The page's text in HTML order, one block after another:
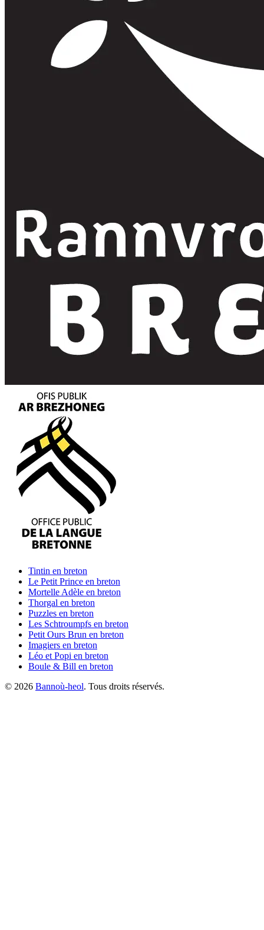
Tintin en breton
Le Petit Prince en breton
Mortelle Adèle en breton
Thorgal en breton
Puzzles en breton
Les Schtroumpfs en breton
Petit Ours Brun en breton
Imagiers en breton
Léo et Popi en breton
Boule & Bill en breton
© 2026 Bannoù-heol. Tous droits réservés.